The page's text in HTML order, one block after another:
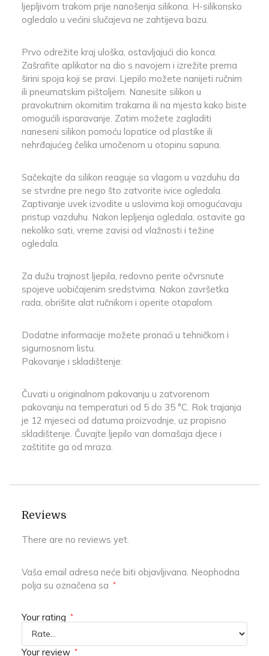
ljepljivom trakom prije nanošenja silikona. H-silikonsko
ogledalo u većini slučajeva ne zahtijeva bazu.
Prvo odrežite kraj uloška, ​​ostavljajući dio konca.
Zašrafite aplikator na dio s navojem i izrežite prema
širini spoja koji se pravi. Ljepilo možete nanijeti ručnim
ili pneumatskim pištoljem. Nanesite silikon u
pravokutnim okomitim trakama ili na mjesta kako biste
omogućili isparavanje. Zatim možete zagladiti
naneseni silikon pomoću lopatice od plastike ili
nehrđajućeg čelika umočenom u otopinu sapuna.
Sačekajte da silikon reaguje sa vlagom u vazduhu da
se stvrdne pre nego što zatvorite ivice ogledala.
Zaptivanje uvek izvodite u uslovima koji omogućavaju
pristup vazduhu. Nakon lepljenja ogledala, ostavite ga
nekoliko sati, vreme zavisi od vlažnosti i težine
ogledala.
Za dužu trajnost ljepila, redovno perite očvrsnute
spojeve uobičajenim sredstvima. Nakon završetka
rada, obrišite alat ručnikom i operite otapalom.
Dodatne informacije možete pronaći u tehničkom i
sigurnosnom listu.
Pakovanje i skladištenje:
Čuvati u originalnom pakovanju u zatvorenom
pakovanju na temperaturi od 5 do 35 °C. Rok trajanja
je 12 mjeseci od datuma proizvodnje, uz propisno
skladištenje. Čuvajte ljepilo van domašaja djece i
zaštitite ga od mraza.
Reviews
There are no reviews yet.
Vaša email adresa neće biti objavljivana. Neophodna
polja su označena sa
*
Your rating *
Your review *